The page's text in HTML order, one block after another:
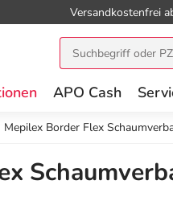
Versandkostenfrei
APO Cash
Mepilex Border Flex